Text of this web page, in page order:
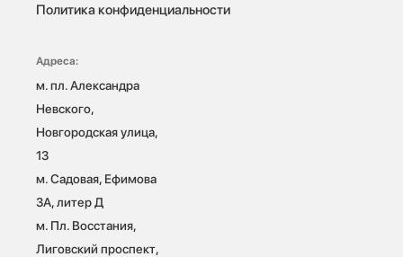
Политика конфиденциальности
Адреса:
м. пл. Александра
Невского,
Новгородская улица,
13
м. Садовая, Ефимова
3А, литер Д
м. Пл. Восстания,
Лиговский проспект,